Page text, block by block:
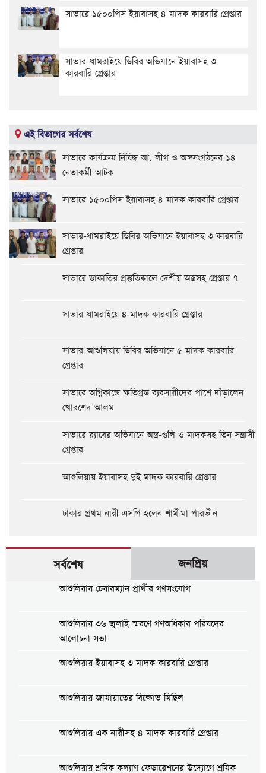
সাভারে ১৫০০পিস ইয়াবাসহ ৪ মাদক কারবারি গ্রেপ্তার
সাভার-ধামরাইয়ে ডিবির অভিযানে ইয়াবাসহ ৩
কারবারি গ্রেপ্তার
এই বিভাগের সর্বশেষ
সাভারে কার্যক্রম নিষিদ্ধ আ. লীগ ও অঙ্গসংগঠনের ১৪
নেতাকর্মী আটক
সাভারে ১৫০০পিস ইয়াবাসহ ৪ মাদক কারবারি গ্রেপ্তার
সাভার-ধামরাইয়ে ডিবির অভিযানে ইয়াবাসহ ৩ কারবারি
গ্রেপ্তার
সাভারে ডাকাতির প্রস্তুতিকালে দেশীয় অস্ত্রসহ গ্রেপ্তার ৭
সাভার-ধামরাইয়ে ৪ মাদক কারবারি গ্রেপ্তার
সাভার-আশুলিয়ায় ডিবির অভিযানে ৫ মাদক কারবারি
গ্রেপ্তার
সাভারে অগ্নিকান্ডে ক্ষতিগ্রস্ত ব্যবসায়ীদের পাশে দাঁড়ালেন
খোরশেদ আলম
সাভারে র‍্যাবের অভিযানে অস্ত্র-গুলি ও মাদকসহ তিন সন্ত্রাসী
গ্রেপ্তার
আশুলিয়ায় ইয়াবাসহ দুই মাদক কারবারি গ্রেপ্তার
ঢাকার প্রথম নারী এসপি হলেন শামীমা পারভীন
সর্বশেষ জনপ্রিয়
আশুলিয়ায় চেয়ারম্যান প্রার্থীর গণসংযোগ
আশুলিয়ায় ৩৬ জুলাই স্মরণে গণঅধিকার পরিষদের
আলোচনা সভা
আশুলিয়ায় ইয়াবাসহ ৩ মাদক কারবারি গ্রেপ্তার
আশুলিয়ায় জামায়াতের বিক্ষোভ মিছিল
আশুলিয়ায় এক নারীসহ ৪ মাদক কারবারি গ্রেপ্তার
আশুলিয়ায় শ্রমিক কল্যাণ ফেডারেশনের উদ্যোগে শ্রমিক